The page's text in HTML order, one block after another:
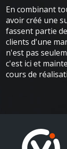
En combinant
avoir créé une
fassent partie
clients d'une
n'est pas
c'est ici et
cours de